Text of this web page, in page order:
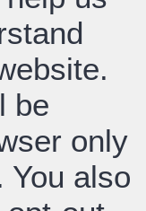
be
only
You also